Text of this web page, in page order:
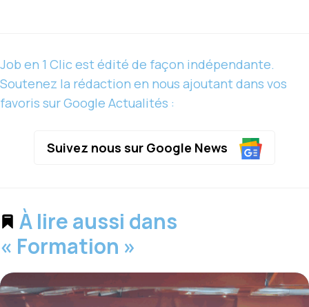
Job en 1 Clic est édité de façon indépendante.
Soutenez la rédaction en nous ajoutant dans vos
favoris sur Google Actualités :
Suivez nous sur Google News
À lire aussi dans
« Formation »